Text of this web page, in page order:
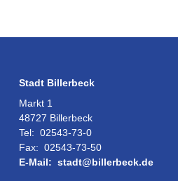
Stadt Billerbeck
Markt 1
48727 Billerbeck
Tel: 02543-73-0
Fax: 02543-73-50
E-Mail: stadt@billerbeck.de